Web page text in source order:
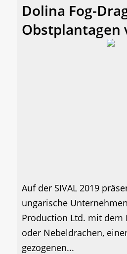
Dolina Fog-
Obstplantagen
Auf der SIVAL 2019
ungarische
Production Ltd. mit dem
oder Nebeldrachen,
gezogenen...